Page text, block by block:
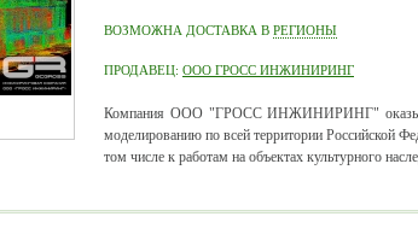
ВОЗМОЖНА ДОСТАВКА В РЕГИОНЫ
ПРОДАВЕЦ: ООО ГРОСС ИНЖИНИРИНГ
Компания ООО "ГРОСС ИНЖИНИРИНГ"
моделированию по всей территории Российской
том числе к работам на объектах культурного